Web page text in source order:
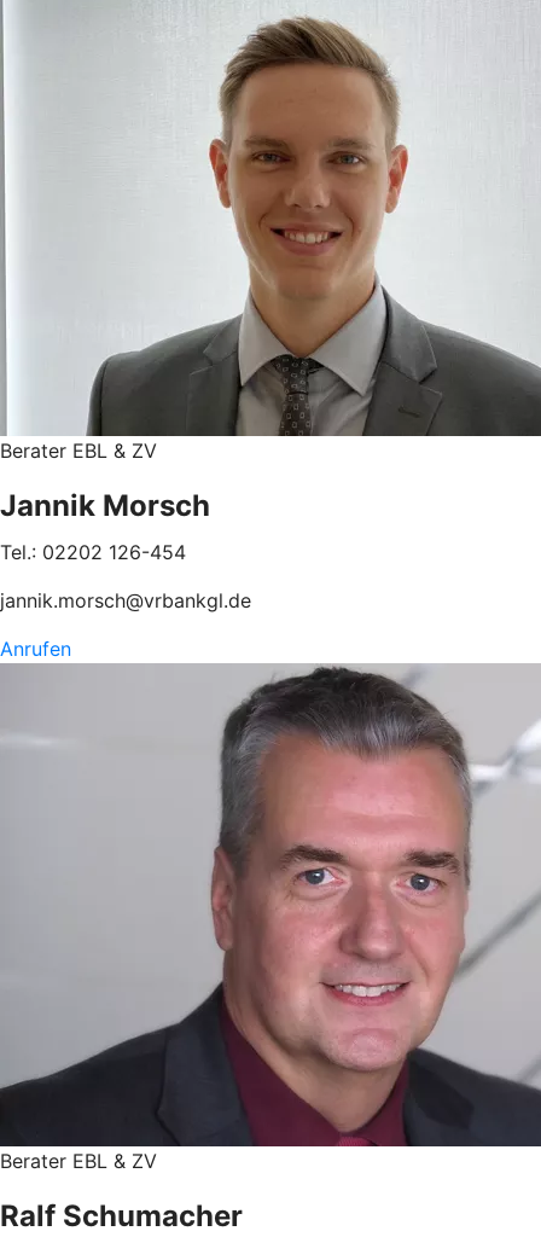
Berater EBL & ZV
Jannik Morsch
Tel.: 02202 126-454
jannik.morsch@vrbankgl.de
Anrufen
Berater EBL & ZV
Ralf Schumacher